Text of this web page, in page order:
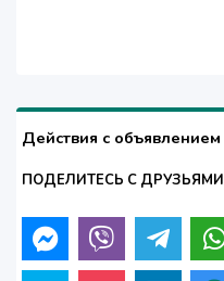
Действия с
ПОДЕЛИТЕСЬ С